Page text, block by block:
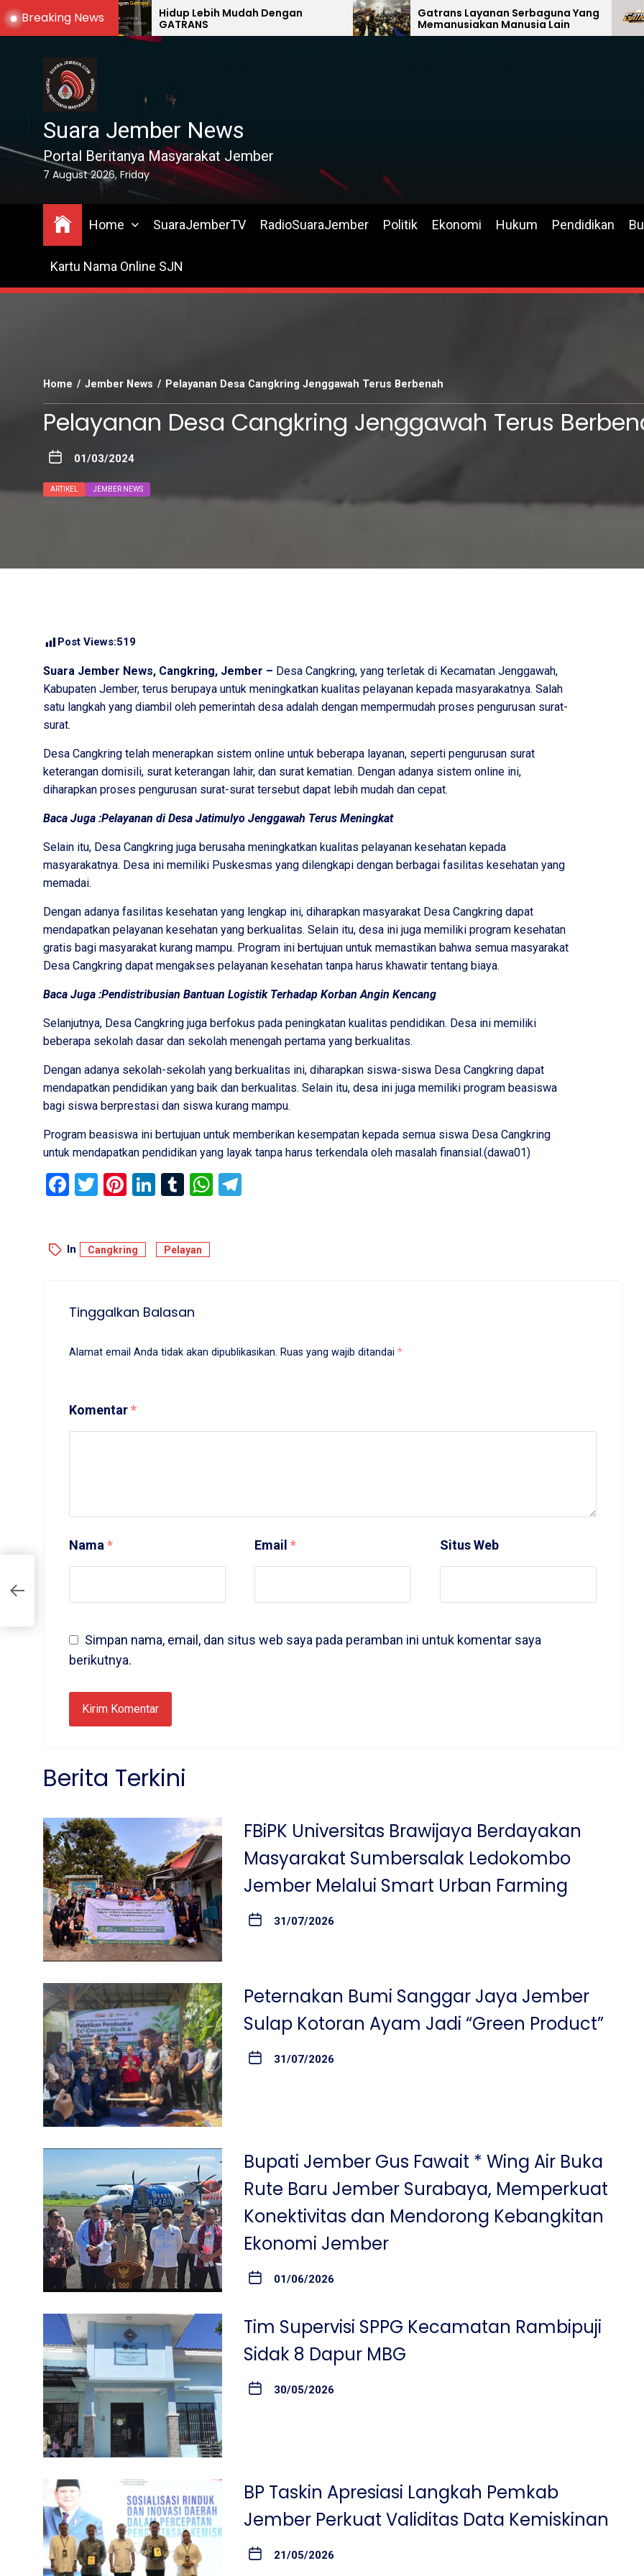
Skip
to
Breaking News
Hidup Lebih Mudah Dengan
GATRANS
Gatrans Layanan Serbaguna Yang
Memanusiakan Manusia Lain
Hadirnya
Suara Jember News
Portal Beritanya Masyarakat Jember
7 August 2026, Friday
Home SuaraJemberTV RadioSuaraJember Politik Ekonomi Hukum Pendidikan
Kartu Nama Online SJN
Home Jember News Pelayanan Desa Cangkring Jenggawah Terus Berbenah
Pelayanan Desa Cangkring Jenggawah Terus
01/03/2024
ARTIKEL JEMBER NEWS
Post Views:519
Suara Jember News, Cangkring, Jember – Desa Cangkring, yang terletak di Kecamatan Jenggawah,
Kabupaten Jember, terus berupaya untuk meningkatkan kualitas pelayanan kepada masyarakatnya. Salah
satu langkah yang diambil oleh pemerintah desa adalah dengan mempermudah proses pengurusan surat-
surat.
Desa Cangkring telah menerapkan sistem online untuk beberapa layanan, seperti pengurusan surat
keterangan domisili, surat keterangan lahir, dan surat kematian. Dengan adanya sistem online ini,
diharapkan proses pengurusan surat-surat tersebut dapat lebih mudah dan cepat.
Baca Juga :Pelayanan di Desa Jatimulyo Jenggawah Terus Meningkat
Selain itu, Desa Cangkring juga berusaha meningkatkan kualitas pelayanan kesehatan kepada
masyarakatnya. Desa ini memiliki Puskesmas yang dilengkapi dengan berbagai fasilitas kesehatan yang
memadai.
Dengan adanya fasilitas kesehatan yang lengkap ini, diharapkan masyarakat Desa Cangkring dapat
mendapatkan pelayanan kesehatan yang berkualitas. Selain itu, desa ini juga memiliki program kesehatan
gratis bagi masyarakat kurang mampu. Program ini bertujuan untuk memastikan bahwa semua masyarakat
Desa Cangkring dapat mengakses pelayanan kesehatan tanpa harus khawatir tentang biaya.
Baca Juga :Pendistribusian Bantuan Logistik Terhadap Korban Angin Kencang
Selanjutnya, Desa Cangkring juga berfokus pada peningkatan kualitas pendidikan. Desa ini memiliki
beberapa sekolah dasar dan sekolah menengah pertama yang berkualitas.
Dengan adanya sekolah-sekolah yang berkualitas ini, diharapkan siswa-siswa Desa Cangkring dapat
mendapatkan pendidikan yang baik dan berkualitas. Selain itu, desa ini juga memiliki program beasiswa
bagi siswa berprestasi dan siswa kurang mampu.
Program beasiswa ini bertujuan untuk memberikan kesempatan kepada semua siswa Desa Cangkring
untuk mendapatkan pendidikan yang layak tanpa harus terkendala oleh masalah finansial.(dawa01)
Facebook
Twitter
Pinterest
LinkedIn
TumblrWhatsApp
In Cangkring Pelayan
Tinggalkan Balasan
Alamat email Anda tidak akan dipublikasikan. Ruas yang wajib ditandai *
Komentar*
Nama * Email * Situs Web
Simpan nama, email, dan situs web saya pada peramban ini untuk komentar saya
berikutnya.
Berita Terkini
FBiPK Universitas Brawijaya Berdayakan
Masyarakat Sumbersalak Ledokombo
Jember Melalui Smart Urban Farming
31/07/2026
Peternakan Bumi Sanggar Jaya Jember
Sulap Kotoran Ayam Jadi “Green Product”
31/07/2026
Bupati Jember Gus Fawait * Wing Air Buka
Rute Baru Jember Surabaya, Memperkuat
Konektivitas dan Mendorong Kebangkitan
Ekonomi Jember
01/06/2026
Tim Supervisi SPPG Kecamatan Rambipuji
Sidak 8 Dapur MBG
30/05/2026
BP Taskin Apresiasi Langkah Pemkab
Jember Perkuat Validitas Data Kemiskinan
21/05/2026